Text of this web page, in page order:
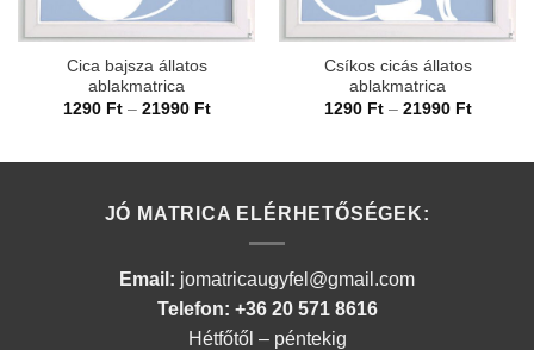
Cica bajsza állatos
ablakmatrica
1290 Ft – 21990 FtÁrtartomány:
Csíkos cicás állatos
ablakmatrica
1290 Ft – 21990 Ft
JÓ MATRICA ELÉRHETŐSÉGEK:
Email: jomatricaugyfel@gmail.com
Telefon: +36 20 571 8616
Hétfőtől – péntekig